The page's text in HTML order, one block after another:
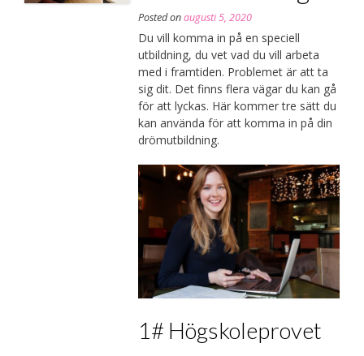
Posted onaugusti 5, 2020
Du vill komma in på en speciell
utbildning, du vet vad du vill arbeta
med i framtiden. Problemet är att ta
sig dit. Det finns flera vägar du kan gå
för att lyckas. Här kommer tre sätt du
kan använda för att komma in på din
drömutbildning.
1# Högskoleprovet